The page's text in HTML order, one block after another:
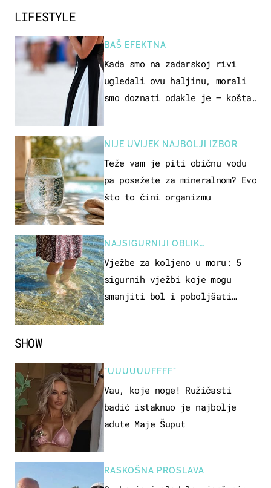
SHOW
"UUUUUUFFFF"
Vau, koje noge! Ružičasti
badić istaknuo je najbolje
adute Maje Šuput
RASKOŠNA PROSLAVA
LIFESTYLE
BAŠ EFEKTNA
Kada smo na zadarskoj rivi
ugledali ovu haljinu, morali
smo doznati odakle je – košta
NIJE UVIJEK NAJBOLJI IZBOR
Teže vam je piti običnu vodu
pa posežete za mineralnom? Evo
što to čini organizmu
NAJSIGURNIJI OBLIK
REKREACIJE
Vježbe za koljeno u moru: 5
sigurnih vježbi koje mogu
smanjiti bol i poboljšati